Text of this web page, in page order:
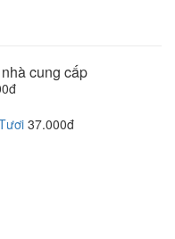
cung cấp
37.000đ